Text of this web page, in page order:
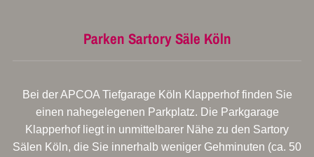
Parken Sartory Säle Köln
Bei der APCOA Tiefgarage Köln Klapperhof finden Sie
einen nahegelegenen Parkplatz. Die Parkgarage
Klapperhof liegt in unmittelbarer Nähe zu den Sartory
Sälen Köln, die Sie innerhalb weniger Gehminuten (ca. 50